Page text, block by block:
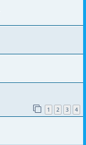
1 2 3 4